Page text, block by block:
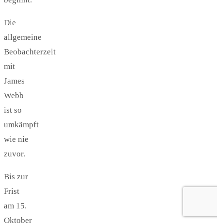
Die
allgemeine
Beobachterzeit
mit
James
Webb
ist so
umkämpft
wie nie
zuvor.
Bis zur
Frist
am 15.
Oktober